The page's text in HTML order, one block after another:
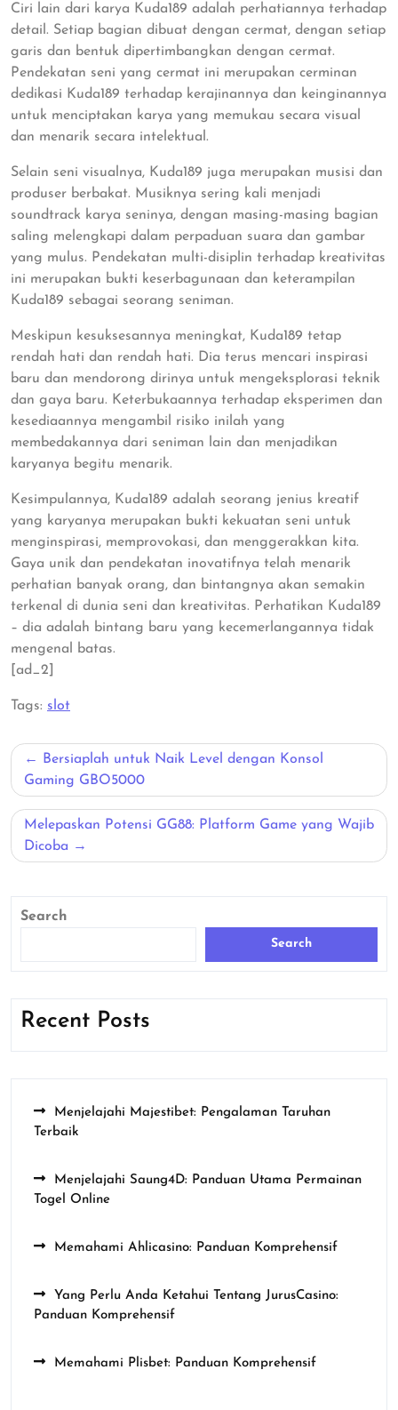
Ciri lain dari karya Kuda189 adalah perhatiannya terhadap
detail. Setiap bagian dibuat dengan cermat, dengan setiap
garis dan bentuk dipertimbangkan dengan cermat.
Pendekatan seni yang cermat ini merupakan cerminan
dedikasi Kuda189 terhadap kerajinannya dan keinginannya
untuk menciptakan karya yang memukau secara visual
dan menarik secara intelektual.
Selain seni visualnya, Kuda189 juga merupakan musisi dan
produser berbakat. Musiknya sering kali menjadi
soundtrack karya seninya, dengan masing-masing bagian
saling melengkapi dalam perpaduan suara dan gambar
yang mulus. Pendekatan multi-disiplin terhadap kreativitas
ini merupakan bukti keserbagunaan dan keterampilan
Kuda189 sebagai seorang seniman.
Meskipun kesuksesannya meningkat, Kuda189 tetap
rendah hati dan rendah hati. Dia terus mencari inspirasi
baru dan mendorong dirinya untuk mengeksplorasi teknik
dan gaya baru. Keterbukaannya terhadap eksperimen dan
kesediaannya mengambil risiko inilah yang
membedakannya dari seniman lain dan menjadikan
karyanya begitu menarik.
Kesimpulannya, Kuda189 adalah seorang jenius kreatif
yang karyanya merupakan bukti kekuatan seni untuk
menginspirasi, memprovokasi, dan menggerakkan kita.
Gaya unik dan pendekatan inovatifnya telah menarik
perhatian banyak orang, dan bintangnya akan semakin
terkenal di dunia seni dan kreativitas. Perhatikan Kuda189
– dia adalah bintang baru yang kecemerlangannya tidak
mengenal batas.
[ad_2]
Tags: slot
Post
navigation
Bersiaplah untuk Naik Level dengan Konsol
Gaming GBO5000
Melepaskan Potensi GG88: Platform Game yang Wajib
Dicoba
Search
Search
Recent Posts
Menjelajahi Majestibet: Pengalaman Taruhan
Terbaik
Menjelajahi Saung4D: Panduan Utama Permainan
Togel Online
Memahami Ahlicasino: Panduan Komprehensif
Yang Perlu Anda Ketahui Tentang JurusCasino:
Panduan Komprehensif
Memahami Plisbet: Panduan Komprehensif